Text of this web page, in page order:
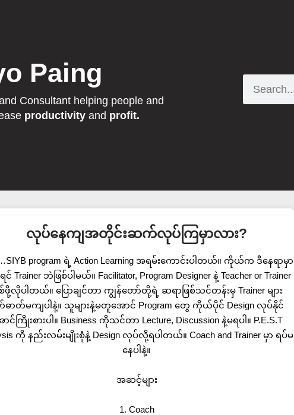
Paing
Consultant helping people and
productivityand profit.
လုပ်နေကျအတိုင်းဆက်လုပ်ကြမှာလား?
program ရဲ့ Action Learning အရမ်းကောင်းပါတယ်။ ကိုယ်က ဒီနေရာမှာ
င် Trainer ဘဲဖြစ်ပါမယ်။ Facilitator, Program Designer နဲ့ Teacher or Trainer
စ်ဖို့လိုပါတယ်။ ပြောချင်တာ ကျွန်တော်တို့ရဲ့ ဆရာဖြစ်သင်တန်းမှ Trainer များ
ာတ်မကျပါနဲ့။ သူများနဲ့မတူအောင် Program တွေ ကိုယ်ပိုင် Design လုပ်နိုင်
င်ကြိုးစားပါ။ Business ကိုသင်တာ Lecture, Discussion နဲ့မရပါ။ P.E.S.T
ကို နည်းလမ်းမျိုးစုံနဲ့ Design လုပ်လို့ရပါတယ်။ Coach and Trainer မှာ ရပ်မ
နေပါနဲ့။
အဆင့်များ
1. Coach